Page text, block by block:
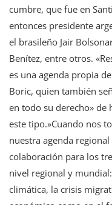
cumbre, que fue en
entonces presidente
el brasileño Jair
Benítez, entre otros.
es una agenda propia
Boric, quien también
en todo su derecho»
este tipo.»Cuando nos
nuestra agenda
colaboración para los
nivel regional y
climática, la crisis